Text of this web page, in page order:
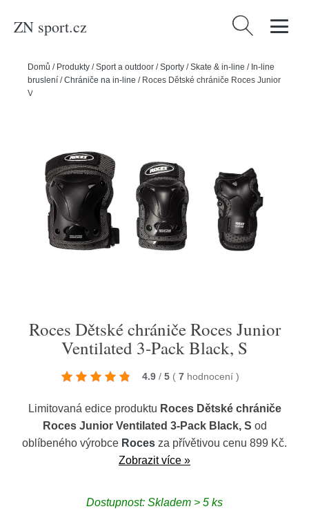
ZN sport.cz Vyhledávání
Domů / Produkty /Sport a outdoor /Sporty /Skate & in-line / In-line
bruslení /Chrániče na in-line / Roces Dětské chrániče Roces Junior
Ventilated 3-Pack Black, S
Roces Dětské chrániče Roces Junior
Ventilated 3-Pack Black, S
4.9 / 5 ( 7 hodnocení )
Limitovaná edice produktu Roces Dětské chrániče
Roces Junior Ventilated 3-Pack Black, S od
oblíbeného výrobce Roces za přívětivou cenu 899 Kč.
Zobrazit více »
Dostupnost: Skladem > 5 ks